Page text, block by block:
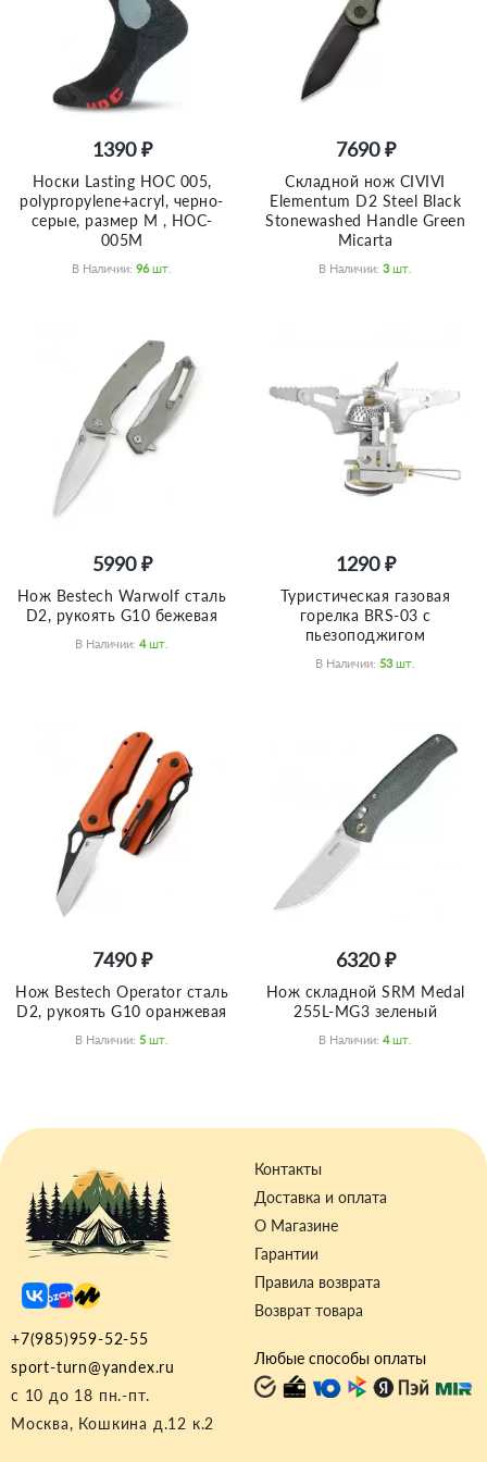
1390 ₽
Носки Lasting HOC 005,
polypropylene+acryl, черно-
серые, размер M , HOC-
005M
В Наличии: 96 Шт.
7690 ₽
Складной нож CIVIVI
Elementum D2 Steel Black
Stonewashed Handle Green
Micarta
В Наличии: 3 Шт.
5990 ₽
Нож Bestech Warwolf сталь
D2, рукоять G10 бежевая
В Наличии: 4 Шт.
1290 ₽
Туристическая газовая
горелка BRS-03 с
пьезоподжигом
В Наличии: 53 Шт.
7490 ₽
Нож Bestech Operator сталь
D2, рукоять G10 оранжевая
В Наличии: 5 Шт.
6320 ₽
Нож складной SRM Medal
255L-MG3 зеленый
В Наличии: 4 Шт.
Контакты
Доставка и оплата
О Магазине
Гарантии
Правила возврата
Возврат товара
+7(985)959-52-55
sport-turn@yandex.ru
с 10 до 18 пн.-пт.
Москва, Кошкина д.12 к.2
Любые способы оплаты